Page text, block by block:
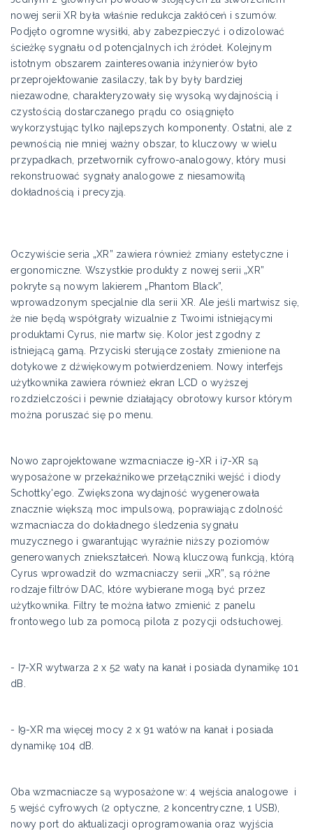
nowej serii XR była właśnie redukcja zakłóceń i szumów.
Podjęto ogromne wysiłki, aby zabezpieczyć i odizolować
ścieżkę sygnału od potencjalnych ich źródeł. Kolejnym
istotnym obszarem zainteresowania inżynierów było
przeprojektowanie zasilaczy, tak by były bardziej
niezawodne, charakteryzowały się wysoką wydajnością i
czystością dostarczanego prądu co osiągnięto
wykorzystując tylko najlepszych komponenty. Ostatni, ale z
pewnością nie mniej ważny obszar, to kluczowy w wielu
przypadkach, przetwornik cyfrowo-analogowy, który musi
rekonstruować sygnały analogowe z niesamowitą
dokładnością i precyzją.
Oczywiście seria „XR” zawiera również zmiany estetyczne i
ergonomiczne. Wszystkie produkty z nowej serii „XR”
pokryte są nowym lakierem „Phantom Black”,
wprowadzonym specjalnie dla serii XR. Ale jeśli martwisz się,
że nie będą współgrały wizualnie z Twoimi istniejącymi
produktami Cyrus, nie martw się. Kolor jest zgodny z
istniejącą gamą. Przyciski sterujące zostały zmienione na
dotykowe z dźwiękowym potwierdzeniem. Nowy interfejs
użytkownika zawiera również ekran LCD o wyższej
rozdzielczości i pewnie działający obrotowy kursor którym
można poruszać się po menu.
Nowo zaprojektowane wzmacniacze i9-XR i i7-XR są
wyposażone w przekaźnikowe przełączniki wejść i diody
Schottky'ego. Zwiększona wydajność wygenerowała
znacznie większą moc impulsową, poprawiając zdolność
wzmacniacza do dokładnego śledzenia sygnału
muzycznego i gwarantując wyraźnie niższy poziomów
generowanych zniekształceń. Nową kluczową funkcją, którą
Cyrus wprowadził do wzmacniaczy serii „XR”, są różne
rodzaje filtrów DAC, które wybierane mogą być przez
użytkownika. Filtry te można łatwo zmienić z panelu
frontowego lub za pomocą pilota z pozycji odsłuchowej.
- I7-XR wytwarza 2 x 52 waty na kanał i posiada dynamikę 101
dB.
- I9-XR ma więcej mocy 2 x 91 watów na kanał i posiada
dynamikę 104 dB.
Oba wzmacniacze są wyposażone w: 4 wejścia analogowe i
5 wejść cyfrowych (2 optyczne, 2 koncentryczne, 1 USB),
nowy port do aktualizacji oprogramowania oraz wyjścia